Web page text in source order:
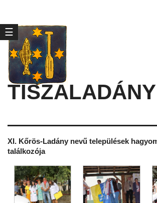
TISZALADÁNY
☰
XI. Kőrös-Ladány nevű települések
találkozója